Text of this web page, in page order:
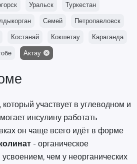
Уральск
Туркестан
Семей
Петропавловск
Костанай Кокшетау
Караганда
Актау
участвует в углеводном и
инсулину работать
он чаще всего идёт в форме
- органическое
чем у неорганических